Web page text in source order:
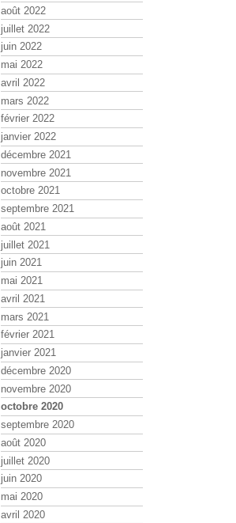
août 2022
juillet 2022
juin 2022
mai 2022
avril 2022
mars 2022
février 2022
janvier 2022
décembre 2021
novembre 2021
octobre 2021
septembre 2021
août 2021
juillet 2021
juin 2021
mai 2021
avril 2021
mars 2021
février 2021
janvier 2021
décembre 2020
novembre 2020
octobre 2020
septembre 2020
août 2020
juillet 2020
juin 2020
mai 2020
avril 2020